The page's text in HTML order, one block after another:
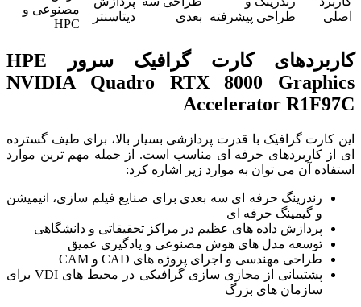
اصلی
طراحی پیشرفته
بعدی
دیتاسنتر
مصنوعی و
HPC
کاربردهای کارت گرافیک سرور HPE
NVIDIA Quadro RTX 8000 Graphics
Accelerator R1F97C
این کارت گرافیک با قدرت پردازشی بسیار بالا، برای طیف گسترده
ای از کاربردهای حرفه ای مناسب است. از جمله مهم ترین موارد
استفاده آن می توان به موارد زیر اشاره کرد:
رندرینگ حرفه ای سه بعدی برای صنایع فیلم سازی، انیمیشن
و گیمینگ حرفه ای
پردازش داده های عظیم در مراکز تحقیقاتی و دانشگاهی
توسعه مدل های هوش مصنوعی و یادگیری عمیق
طراحی مهندسی و اجرای پروژه های CAD و CAM
پشتیبانی از مجازی سازی گرافیکی در محیط های VDI برای
سازمان های بزرگ